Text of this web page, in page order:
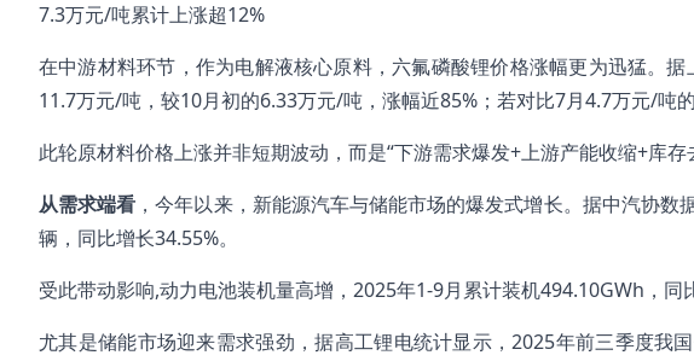
7.3万元/吨累计上涨超12%
在中游材料环节，作为电解液核心原料，六氟磷酸锂价格涨幅更为迅猛。
11.7万元/吨，较10月初的6.33万元/吨，涨幅近85%；若对比7月4.7万元/吨
此轮原材料价格上涨并非短期波动，而是“下游需求爆发+上游产能收缩+库存
从需求端看 ，今年以来，新能源汽车与储能市场的爆发式增长。据中汽协
辆，同比增长34.55%。
受此带动影响,动力电池装机量高增，2025年1-9月累计装机494.10GWh，同
尤其是储能市场迎来需求强劲，据高工锂电统计显示，2025年前三季度我